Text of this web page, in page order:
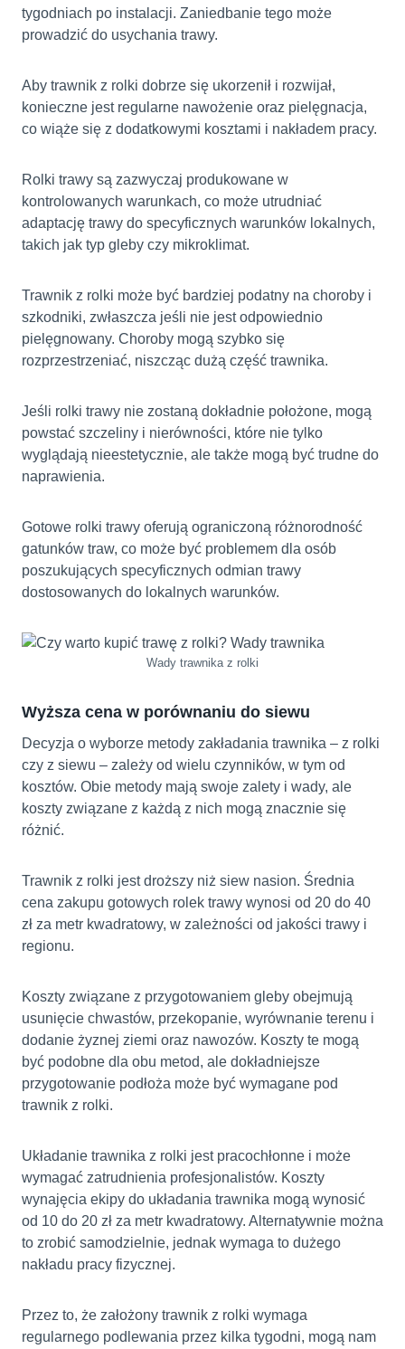
tygodniach po instalacji. Zaniedbanie tego może
prowadzić do usychania trawy.
Aby trawnik z rolki dobrze się ukorzenił i rozwijał,
konieczne jest regularne nawożenie oraz pielęgnacja,
co wiąże się z dodatkowymi kosztami i nakładem pracy.
Rolki trawy są zazwyczaj produkowane w
kontrolowanych warunkach, co może utrudniać
adaptację trawy do specyficznych warunków lokalnych,
takich jak typ gleby czy mikroklimat.
Trawnik z rolki może być bardziej podatny na choroby i
szkodniki, zwłaszcza jeśli nie jest odpowiednio
pielęgnowany. Choroby mogą szybko się
rozprzestrzeniać, niszcząc dużą część trawnika.
Jeśli rolki trawy nie zostaną dokładnie położone, mogą
powstać szczeliny i nierówności, które nie tylko
wyglądają nieestetycznie, ale także mogą być trudne do
naprawienia.
Gotowe rolki trawy oferują ograniczoną różnorodność
gatunków traw, co może być problemem dla osób
poszukujących specyficznych odmian trawy
dostosowanych do lokalnych warunków.
Wady trawnika z rolki
Wyższa cena w porównaniu do siewu
Decyzja o wyborze metody zakładania trawnika – z rolki
czy z siewu – zależy od wielu czynników, w tym od
kosztów. Obie metody mają swoje zalety i wady, ale
koszty związane z każdą z nich mogą znacznie się
różnić.
Trawnik z rolki jest droższy niż siew nasion. Średnia
cena zakupu gotowych rolek trawy wynosi od 20 do 40
zł za metr kwadratowy, w zależności od jakości trawy i
regionu.
Koszty związane z przygotowaniem gleby obejmują
usunięcie chwastów, przekopanie, wyrównanie terenu i
dodanie żyznej ziemi oraz nawozów. Koszty te mogą
być podobne dla obu metod, ale dokładniejsze
przygotowanie podłoża może być wymagane pod
trawnik z rolki.
Układanie trawnika z rolki jest pracochłonne i może
wymagać zatrudnienia profesjonalistów. Koszty
wynajęcia ekipy do układania trawnika mogą wynosić
od 10 do 20 zł za metr kwadratowy. Alternatywnie można
to zrobić samodzielnie, jednak wymaga to dużego
nakładu pracy fizycznej.
Przez to, że założony trawnik z rolki wymaga
regularnego podlewania przez kilka tygodni, mogą nam